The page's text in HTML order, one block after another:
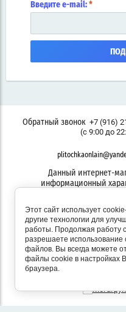
Введите e-mail: *
Обратный звонок +7 (916)
(с 9:00 до
Данный интернет-
информационный
являются
© 2021 -
Этот сайт использует
другие технологии для
работы. Продолжая работу
разрешаете использование
файлов. Вы всегда можете
файлы cookie в настройках
браузера.